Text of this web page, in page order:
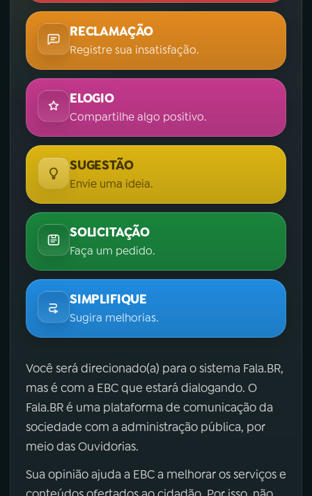
RECLAMAÇÃO
Registre sua insatisfação.
ELOGIO
Compartilhe algo positivo.
SUGESTÃO
Envie uma ideia.
SOLICITAÇÃO
Faça um pedido.
SIMPLIFIQUE
Sugira melhorias.
Você será direcionado(a) para o sistema Fala.BR,
mas é com a EBC que estará dialogando. O
Fala.BR é uma plataforma de comunicação da
sociedade com a administração pública, por
meio das Ouvidorias.
Sua opinião ajuda a EBC a melhorar os serviços e